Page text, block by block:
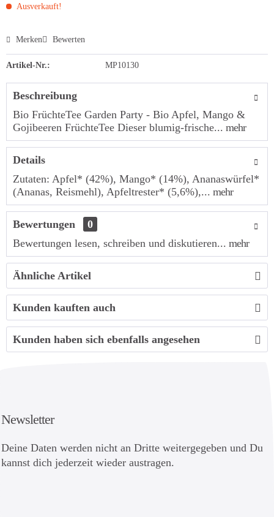
Ausverkauft!
Merken Bewerten
Artikel-Nr.: MP10130
Beschreibung
Bio FrüchteTee Garden Party - Bio Apfel, Mango &
Gojibeeren FrüchteTee Dieser blumig-frische... mehr
Details
Zutaten: Apfel* (42%), Mango* (14%), Ananaswürfel*
(Ananas, Reismehl), Apfeltrester* (5,6%),... mehr
Bewertungen
0
Bewertungen lesen, schreiben und diskutieren... mehr
Ähnliche Artikel
Kunden kauften auch
Kunden haben sich ebenfalls angesehen
Newsletter
Deine Daten werden nicht an Dritte weitergegeben und Du
kannst dich jederzeit wieder austragen.